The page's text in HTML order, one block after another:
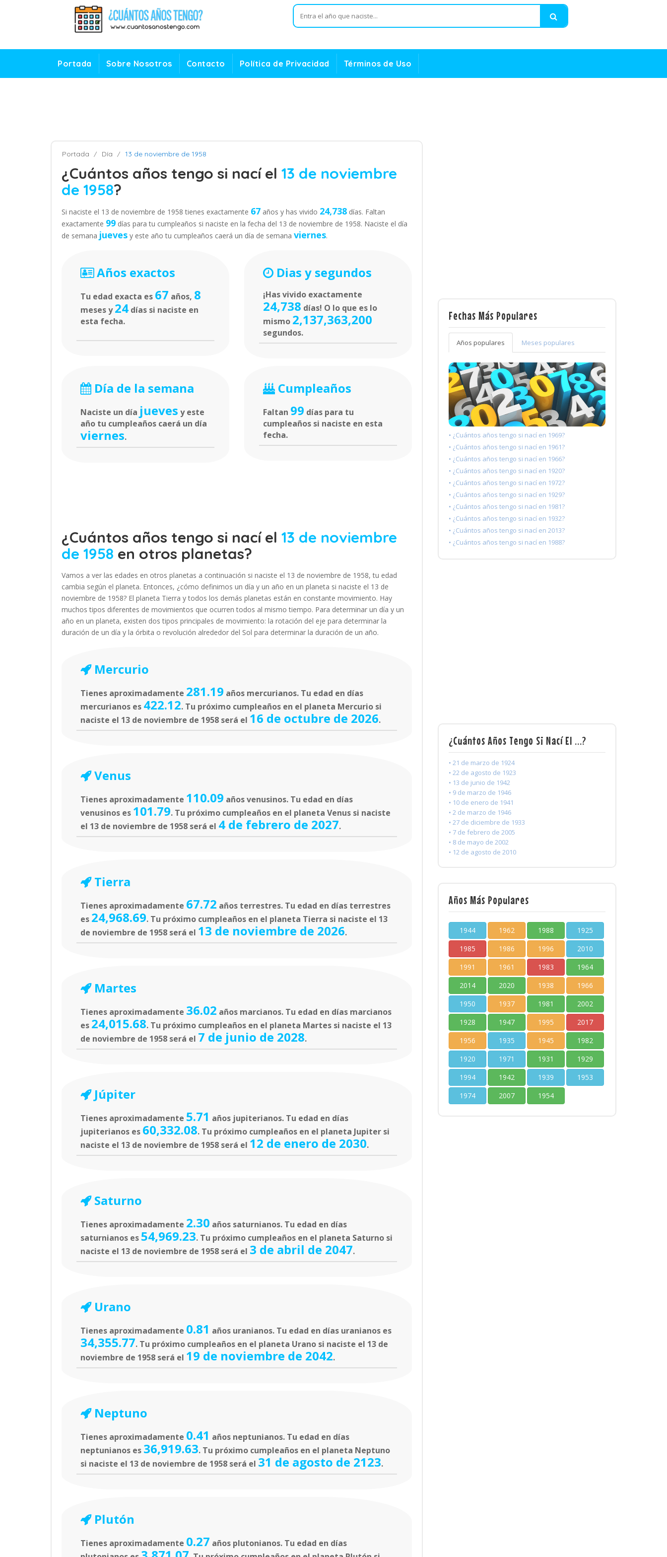
Portada Sobre Nosotros Contacto Política de Privacidad Términos de Uso
Portada Día 13 de noviembre de 1958
¿Cuántos años tengo si nací el 13 de noviembre
de 1958?
Si naciste el 13 de noviembre de 1958 tienes exactamente 67 años y has vivido 24,738 días. Faltan
exactamente 99 días para tu cumpleaños si naciste en la fecha del 13 de noviembre de 1958. Naciste el día
de semana jueves y este año tu cumpleaños caerá un día de semana viernes.
Años exactos
Tu edad exacta es 67 años, 8
meses y24 días si naciste en
esta fecha.
Dias y segundos
¡Has vivido exactamente
24,738 días! O lo que es lo
mismo 2,137,363,200
segundos.
Día de la semana
Naciste un día jueves y este
año tu cumpleaños caerá un día
viernes.
Cumpleaños
Faltan 99 días para tu
cumpleaños si naciste en esta
fecha.
¿Cuántos años tengo si nací el 13 de noviembre
de 1958 en otros planetas?
Vamos a ver las edades en otros planetas a continuación si naciste el 13 de noviembre de 1958, tu edad
cambia según el planeta. Entonces, ¿cómo definimos un día y un año en un planeta si naciste el 13 de
noviembre de 1958? El planeta Tierra y todos los demás planetas están en constante movimiento. Hay
muchos tipos diferentes de movimientos que ocurren todos al mismo tiempo. Para determinar un día y un
año en un planeta, existen dos tipos principales de movimiento: la rotación del eje para determinar la
duración de un día y la órbita o revolución alrededor del Sol para determinar la duración de un año.
Mercurio
Tienes aproximadamente 281.19 años mercurianos. Tu edad en días
mercurianos es 422.12. Tu próximo cumpleaños en el planeta Mercurio si
naciste el 13 de noviembre de 1958 será el 16 de octubre de 2026.
Venus
Tienes aproximadamente 110.09 años venusinos. Tu edad en días
venusinos es 101.79. Tu próximo cumpleaños en el planeta Venus si naciste
el 13 de noviembre de 1958 será el 4 de febrero de 2027.
Tierra
Tienes aproximadamente 67.72 años terrestres. Tu edad en días terrestres
es 24,968.69. Tu próximo cumpleaños en el planeta Tierra si naciste el 13
de noviembre de 1958 será el 13 de noviembre de 2026.
Martes
Tienes aproximadamente 36.02 años marcianos. Tu edad en días marcianos
es 24,015.68. Tu próximo cumpleaños en el planeta Martes si naciste el 13
de noviembre de 1958 será el 7 de junio de 2028.
Júpiter
Tienes aproximadamente 5.71 años jupiterianos. Tu edad en días
jupiterianos es 60,332.08. Tu próximo cumpleaños en el planeta Jupiter si
naciste el 13 de noviembre de 1958 será el 12 de enero de 2030.
Saturno
Tienes aproximadamente 2.30 años saturnianos. Tu edad en días
saturnianos es 54,969.23. Tu próximo cumpleaños en el planeta Saturno si
naciste el 13 de noviembre de 1958 será el 3 de abril de 2047.
Urano
Tienes aproximadamente 0.81 años uranianos. Tu edad en días uranianos es
34,355.77. Tu próximo cumpleaños en el planeta Urano si naciste el 13 de
noviembre de 1958 será el 19 de noviembre de 2042.
Neptuno
Tienes aproximadamente 0.41 años neptunianos. Tu edad en días
neptunianos es 36,919.63. Tu próximo cumpleaños en el planeta Neptuno
si naciste el 13 de noviembre de 1958 será el 31 de agosto de 2123.
Plutón
Tienes aproximadamente 0.27 años plutonianos. Tu edad en días
Fechas Más Populares
Años populares Meses populares
• ¿Cuántos años tengo si nací en 1969?
• ¿Cuántos años tengo si nací en 1961?
• ¿Cuántos años tengo si nací en 1966?
• ¿Cuántos años tengo si nací en 1920?
• ¿Cuántos años tengo si nací en 1972?
• ¿Cuántos años tengo si nací en 1929?
• ¿Cuántos años tengo si nací en 1981?
• ¿Cuántos años tengo si nací en 1932?
• ¿Cuántos años tengo si nací en 2013?
• ¿Cuántos años tengo si nací en 1988?
¿Cuántos Años Tengo Si Nací El ...?
• 21 de marzo de 1924
• 22 de agosto de 1923
• 13 de junio de 1942
• 9 de marzo de 1946
• 10 de enero de 1941
• 2 de marzo de 1946
• 27 de diciembre de 1933
• 7 de febrero de 2005
• 8 de mayo de 2002
• 12 de agosto de 2010
Años Más Populares
1944 1962 1988
1925
1985
1986 1996
2010
1991
1961 1983
1964
2014
2020 1938
1966
1950
1937 1981
2002
1928
1947 1995
2017
1956
1935 1945
1982
1920
1971 1931
1929
1994
1942 1939
1953
1974
2007 1954